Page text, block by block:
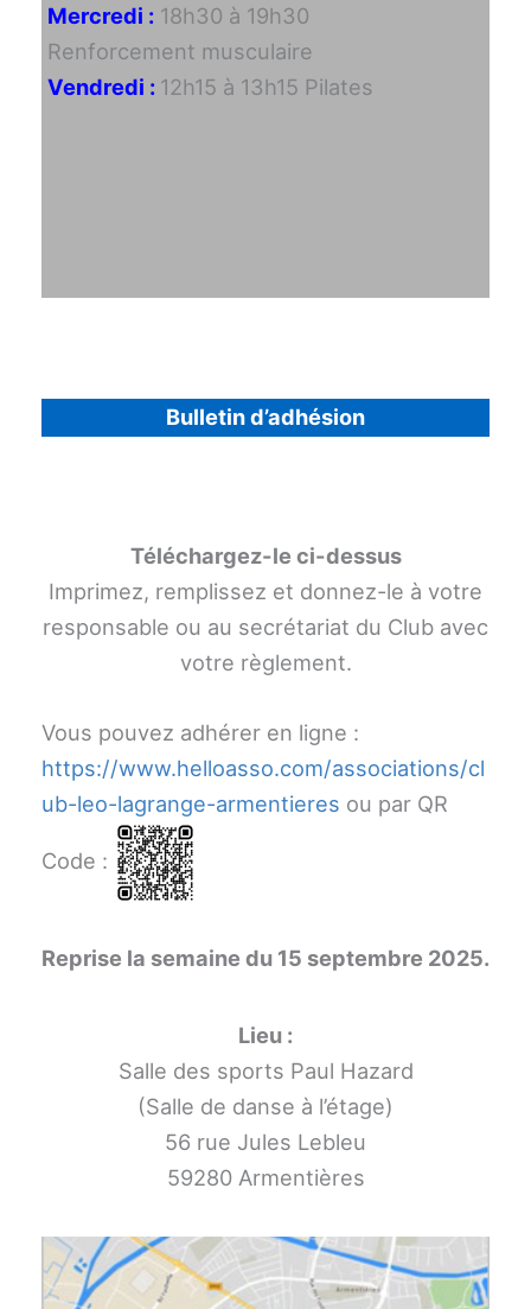
Mercredi : 18h30 à 19h30
Renforcement musculaire
Vendredi : 12h15 à 13h15 Pilates
Bulletin d’adhésion
Téléchargez-le ci-dessus
Imprimez, remplissez et donnez-le à votre
responsable ou au secrétariat du Club avec
votre règlement.
Vous pouvez adhérer en ligne :
https://www.helloasso.com/associations/cl
ub-leo-lagrange-armentieres ou par QR
Code :
Reprise la semaine du 15 septembre 2025.
Lieu :
Salle des sports Paul Hazard
(Salle de danse à l’étage)
56 rue Jules Lebleu
59280 Armentières